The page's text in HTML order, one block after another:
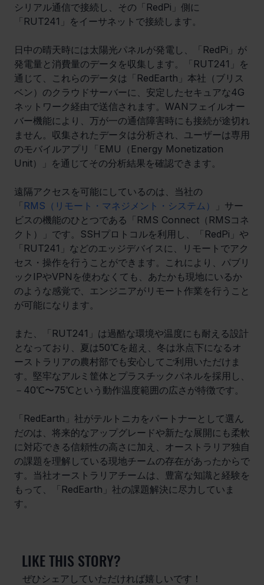
シリアル通信で接続し、その「RedPi」側に
「RUT241」をイーサネットで接続します。
日中の晴天時には太陽光パネルが発電し、「RedPi」が
発電量と消費量のデータを収集します。「RUT241」を
通じて、これらのデータは「RedEarth」本社（ブリス
ベン）のクラウドサーバーに、安定したセキュアな4G
ネットワーク経由で送信されます。WANフェイルオー
バー機能により、万が一の通信障害時にも接続が途切れ
ません。収集されたデータは分析され、ユーザーは専用
のモバイルアプリ「EMU（Energy Monetization
Unit）」を通じてその分析結果を確認できます。
遠隔アクセスを可能にしているのは、当社の
「 RMS（リモート・マネジメント・システム）
」サー
ビスの機能のひとつである「RMS Connect（RMSコネ
クト）」です。SSHプロトコルを利用し、「RedPi」や
「RUT241」などのエッジデバイスに、リモートでアク
セス・操作を行うことができます。これにより、パブリ
ックIPやVPNを使わなくても、あたかも現地にいるか
のような感覚で、エンジニアがリモート作業を行うこと
が可能になります。
また、「RUT241」は過酷な環境や温度にも耐える設計
となっており、夏は50℃を超え、冬は氷点下になるオ
ーストラリアの農村部でも安心してご利用いただけま
す。堅牢なアルミ筐体とプラスチックパネルを採用し、
－40℃〜75℃という動作温度範囲の広さが特徴です。
「RedEarth」社がテルトニカをパートナーとして選ん
だのは、将来的なアップグレードや新たな展開にも柔軟
に対応できる信頼性の高さに加え、オーストラリア独自
の課題を理解している現地チームの存在があったからで
す。当社オーストラリアチームは、豊富な知識と経験を
もって、「RedEarth」社の課題解決に尽力していま
す。
LIKE THIS STORY?
ぜひシェアしていただければ嬉しいです！